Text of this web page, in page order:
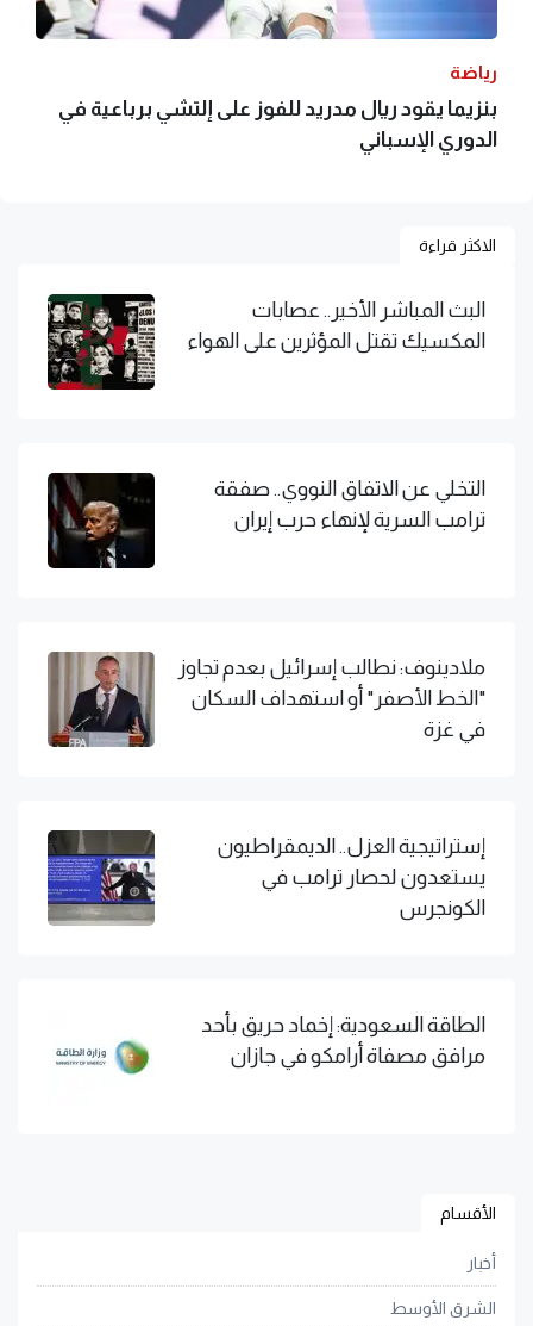
رياضة
بنزيما يقود ريال مدريد للفوز على إلتشي برباعية في
الدوري الإسباني
الاكثر قراءة
البث المباشر الأخير.. عصابات
المكسيك تقتل المؤثرين على الهواء
التخلي عن الاتفاق النووي.. صفقة
ترامب السرية لإنهاء حرب إيران
ملادينوف: نطالب إسرائيل بعدم تجاوز
"الخط الأصفر" أو استهداف السكان
في غزة
إستراتيجية العزل.. الديمقراطيون
يستعدون لحصار ترامب في
الكونجرس
الطاقة السعودية: إخماد حريق بأحد
مرافق مصفاة أرامكو في جازان
الأقسام
أخبار
الشرق الأوسط